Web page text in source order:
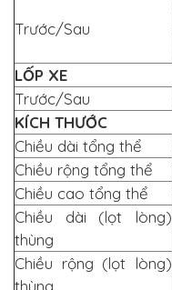
Trước/Sau
LỐP XE
Trước/Sau
KÍCH THƯỚC
Chiều dài tổng thể
Chiều rộng tổng thể
Chiều cao tổng thể
Chiều dài (lọt lòng)
thùng
Chiều rộng (lọt lòng)
thùng